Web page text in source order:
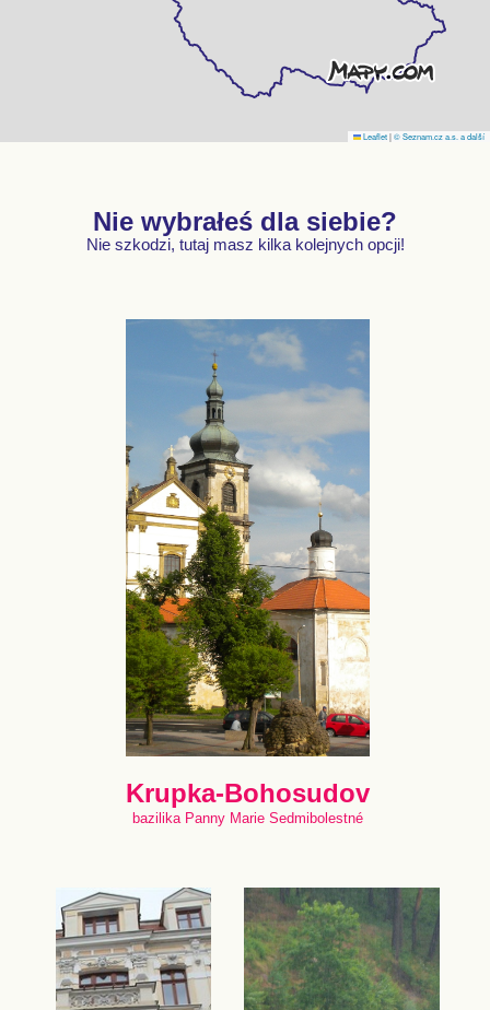
Leaflet|© Seznam.cz a.s. a další
Nie wybrałeś dla siebie?
Nie szkodzi, tutaj masz kilka kolejnych opcji!
Krupka-Bohosudov
bazilika Panny Marie Sedmibolestné